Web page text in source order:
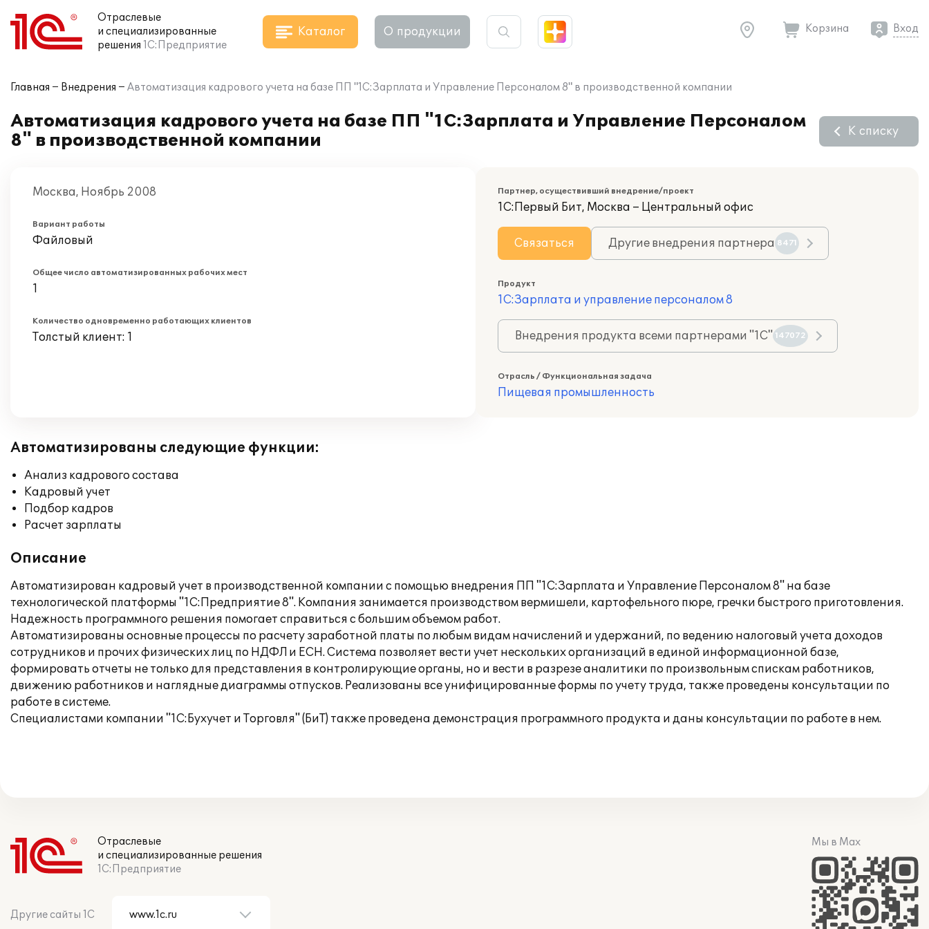
Отраслевые
и специализированные
решения 1С:Предприятие
Каталог О продукции Корзина Вход
Главная Внедрения Автоматизация кадрового учета на базе ПП "1С:Зарплата и Управление Персоналом 8" в производственной компании
Автоматизация кадрового учета на базе ПП "1С:Зарплата и Управление Персоналом
8" в производственной компании
К списку
Москва, Ноябрь 2008
Вариант работы
Файловый
Общее число автоматизированных рабочих мест
1
Количество одновременно работающих клиентов
Толстый клиент: 1
Партнер, осуществивший внедрение/проект
1С:Первый Бит, Москва – Центральный офис
Связаться Другие внедрения партнера 8471
Продукт
1С:Зарплата и управление персоналом 8
Внедрения продукта всеми партнерами "1С" 147072
Отрасль / Функциональная задача
Пищевая промышленность
Автоматизированы следующие функции:
Анализ кадрового состава
Кадровый учет
Подбор кадров
Расчет зарплаты
Описание
Автоматизирован кадровый учет в производственной компании с помощью внедрения ПП "1С:Зарплата и Управление Персоналом 8" на базе
технологической платформы "1С:Предприятие 8". Компания занимается производством вермишели, картофельного пюре, гречки быстрого приготовления.
Надежность программного решения помогает справиться с большим объемом работ.
Автоматизированы основные процессы по расчету заработной платы по любым видам начислений и удержаний, по ведению налоговый учета доходов
сотрудников и прочих физических лиц по НДФЛ и ЕСН. Система позволяет вести учет нескольких организаций в единой информационной базе,
формировать отчеты не только для представления в контролирующие органы, но и вести в разрезе аналитики по произвольным спискам работников,
движению работников и наглядные диаграммы отпусков. Реализованы все унифицированные формы по учету труда, также проведены консультации по
работе в системе.
Специалистами компании "1С:Бухучет и Торговля" (БиТ) также проведена демонстрация программного продукта и даны консультации по работе в нем.
Отраслевые
и специализированные решения
1С:Предприятие
Другие сайты 1С
Мы в Max